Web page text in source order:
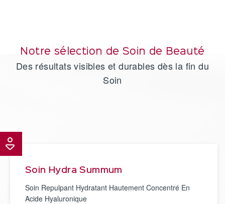
Notre sélection de Soin de Beauté
Des résultats visibles et durables dès la fin du
Soin
Soin Hydra Summum
Soin Repulpant Hydratant Hautement Concentré En
Acide Hyaluronique